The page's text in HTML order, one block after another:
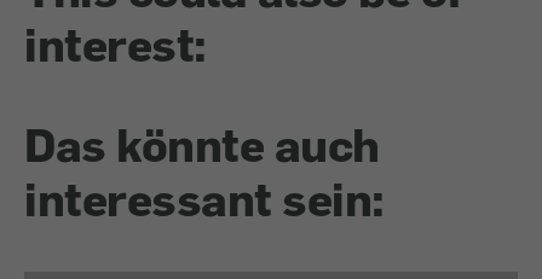
interest:
Das könnte auch
interessant sein: